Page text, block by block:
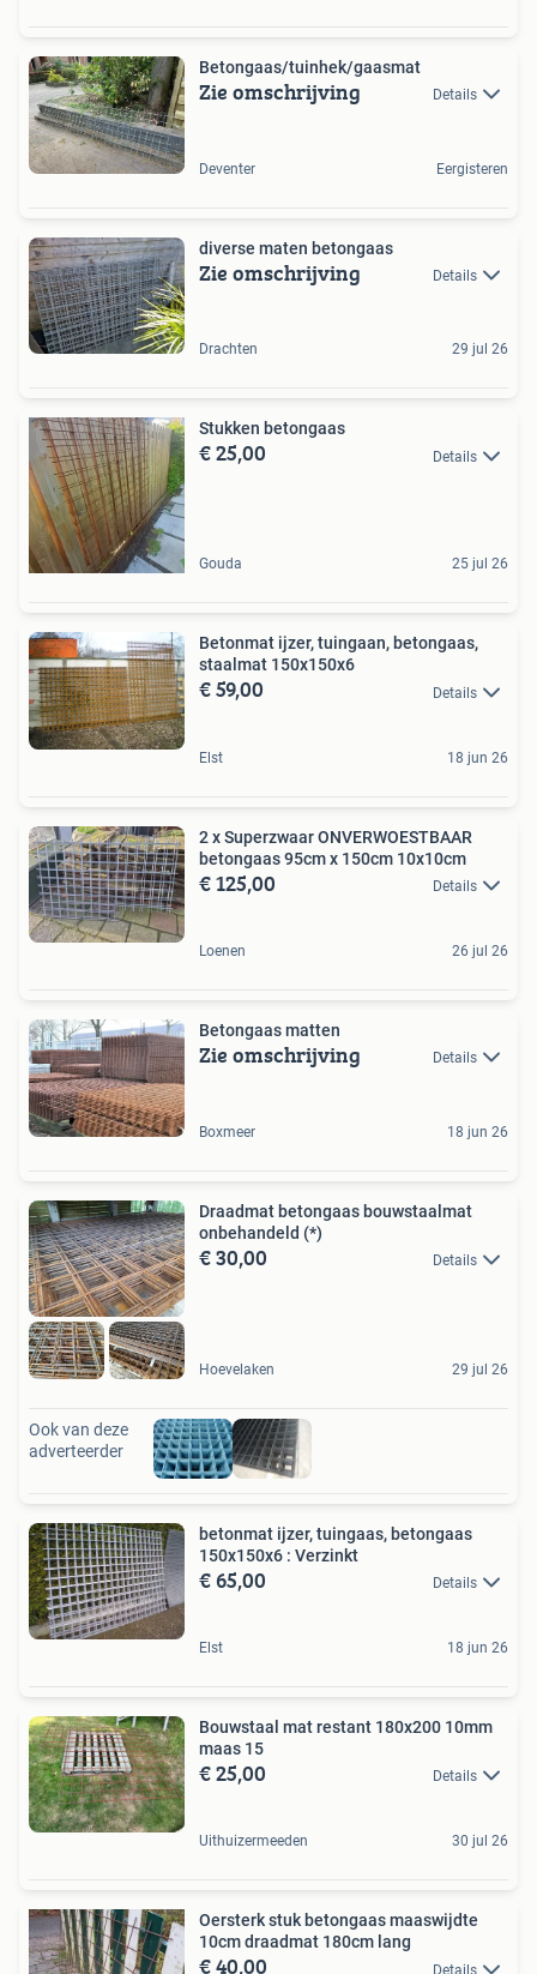
Betongaas/tuinhek/gaasmat
Zie omschrijving Details
Deventer Eergisteren
diverse maten betongaas
Zie omschrijving Details
Drachten 29 jul 26
Stukken betongaas
€ 25,00 Details
Gouda 25 jul 26
Betonmat ijzer, tuingaan, betongaas,
staalmat 150x150x6
€ 59,00 Details
Elst 18 jun 26
2 x Superzwaar ONVERWOESTBAAR
betongaas 95cm x 150cm 10x10cm
€ 125,00 Details
Loenen 26 jul 26
Betongaas matten
Zie omschrijving Details
Boxmeer 18 jun 26
Draadmat betongaas bouwstaalmat
onbehandeld (*)
€ 30,00 Details
Hoevelaken 29 jul 26
Ook van deze
adverteerder
betonmat ijzer, tuingaas, betongaas
150x150x6 : Verzinkt
€ 65,00 Details
Elst 18 jun 26
Bouwstaal mat restant 180x200 10mm
maas 15
€ 25,00 Details
Uithuizermeeden 30 jul 26
Oersterk stuk betongaas maaswijdte
10cm draadmat 180cm lang
€ 40,00 Details